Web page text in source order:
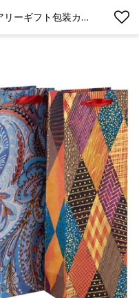
ファクトリー卸売ラグジュアリーギフト包装カスタムプリントボトル紙ワインバッグのTONGLEパッキング